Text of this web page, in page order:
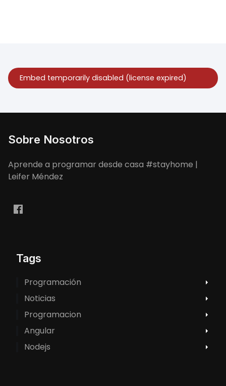
Sobre Nosotros
Aprende a programar desde casa #stayhome |
Leifer Méndez
Tags
Programación
Noticias
Programacion
Angular
Nodejs